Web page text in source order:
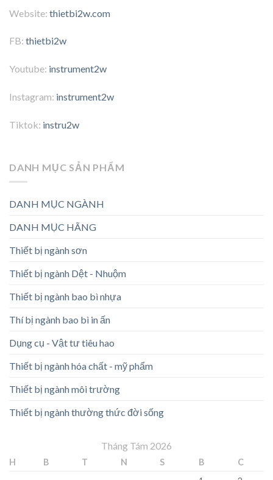
Website: thietbi2w.com
FB: thietbi2w
Youtube: instrument2w
Instagram: instrument2w
Tiktok: instru2w
DANH MỤC SẢN PHẨM
DANH MỤC NGÀNH
DANH MỤC HÃNG
Thiết bị ngành sơn
Thiết bị ngành Dệt - Nhuộm
Thiết bị ngành bao bì nhựa
Thí bị ngành bao bì in ấn
Dụng cụ - Vật tư tiêu hao
Thiết bị ngành hóa chất - mỹ phẩm
Thiết bị ngành môi trường
Thiết bị ngành thường thức đời sống
Tháng Tám 2026
H B T N S B
C